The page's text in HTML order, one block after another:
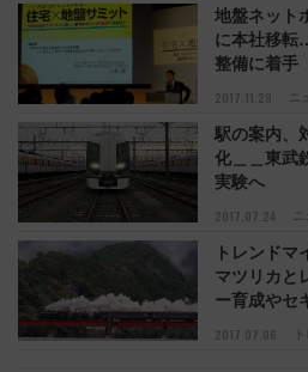
2017.11.29 ニ
地盤ネット
に本社移
整備に着手
2017.07.24
駅の案内、
化＿＿東武
実験へ
2017.07.06
トレンド
マツリカと
ー育成やセ